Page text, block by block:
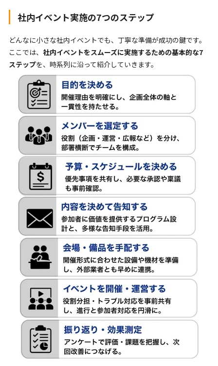
社内イベント実施の7つのステップ
どんなに小さな社内イベントでも、丁寧な準備が成功の鍵です。
ここでは、 社内イベントをスムーズに実施するための基本的な7
ステップを、時系列に沿って紹介していきます。